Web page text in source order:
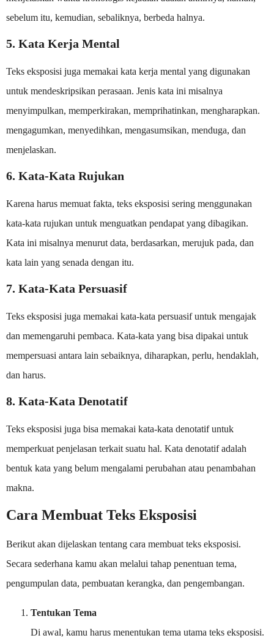
sebelum itu, kemudian, sebaliknya, berbeda halnya.
5. Kata Kerja Mental
Teks eksposisi juga memakai kata kerja mental yang digunakan
untuk mendeskripsikan perasaan. Jenis kata ini misalnya
menyimpulkan, memperkirakan, memprihatinkan, mengharapkan.
mengagumkan, menyedihkan, mengasumsikan, menduga, dan
menjelaskan.
6. Kata-Kata Rujukan
Karena harus memuat fakta, teks eksposisi sering menggunakan
kata-kata rujukan untuk menguatkan pendapat yang dibagikan.
Kata ini misalnya menurut data, berdasarkan, merujuk pada, dan
kata lain yang senada dengan itu.
7. Kata-Kata Persuasif
Teks eksposisi juga memakai kata-kata persuasif untuk mengajak
dan memengaruhi pembaca. Kata-kata yang bisa dipakai untuk
mempersuasi antara lain sebaiknya, diharapkan, perlu, hendaklah,
dan harus.
8. Kata-Kata Denotatif
Teks eksposisi juga bisa memakai kata-kata denotatif untuk
memperkuat penjelasan terkait suatu hal. Kata denotatif adalah
bentuk kata yang belum mengalami perubahan atau penambahan
makna.
Cara Membuat Teks Eksposisi
Berikut akan dijelaskan tentang cara membuat teks eksposisi.
Secara sederhana kamu akan melalui tahap penentuan tema,
pengumpulan data, pembuatan kerangka, dan pengembangan.
Tentukan Tema
Di awal, kamu harus menentukan tema utama teks eksposisi.